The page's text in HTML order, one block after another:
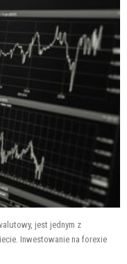
jest jednym z
Inwestowanie na forexie